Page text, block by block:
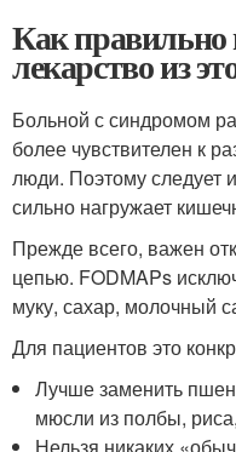
Как правильно
лекарство из
Больной с синдромом
более чувствителен к
люди. Поэтому следует
сильно нагружает
Прежде всего, важен
цепью. FODMAPs
муку, сахар, молочный
Для пациентов это
Лучше заменить
мюсли из полбы,